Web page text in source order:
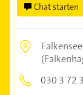
Chat starten
030 3 72